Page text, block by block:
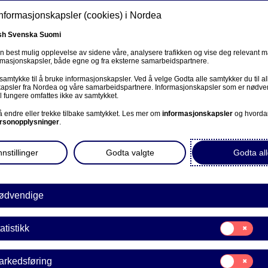
Om oss Investorer Nyheter & innsikt
(cookies) i Nordea
Svenska Suomi
best mulig opplevelse av sidene våre, analysere trafikken og vise deg relevant
både egne og fra eksterne samarbeidspartnere.
til å bruke informasjonskapsler. Ved å velge Godta alle samtykker du til
fra Nordea og våre samarbeidspartnere. Informasjonskapsler som er
fungere omfattes ikke av samtykket.
endre eller trekke tilbake samtykket. Les mer om informasjonskapsler og
.
Godta
Godta valgte
Samtykke
til:
Statistikk
Samtykke